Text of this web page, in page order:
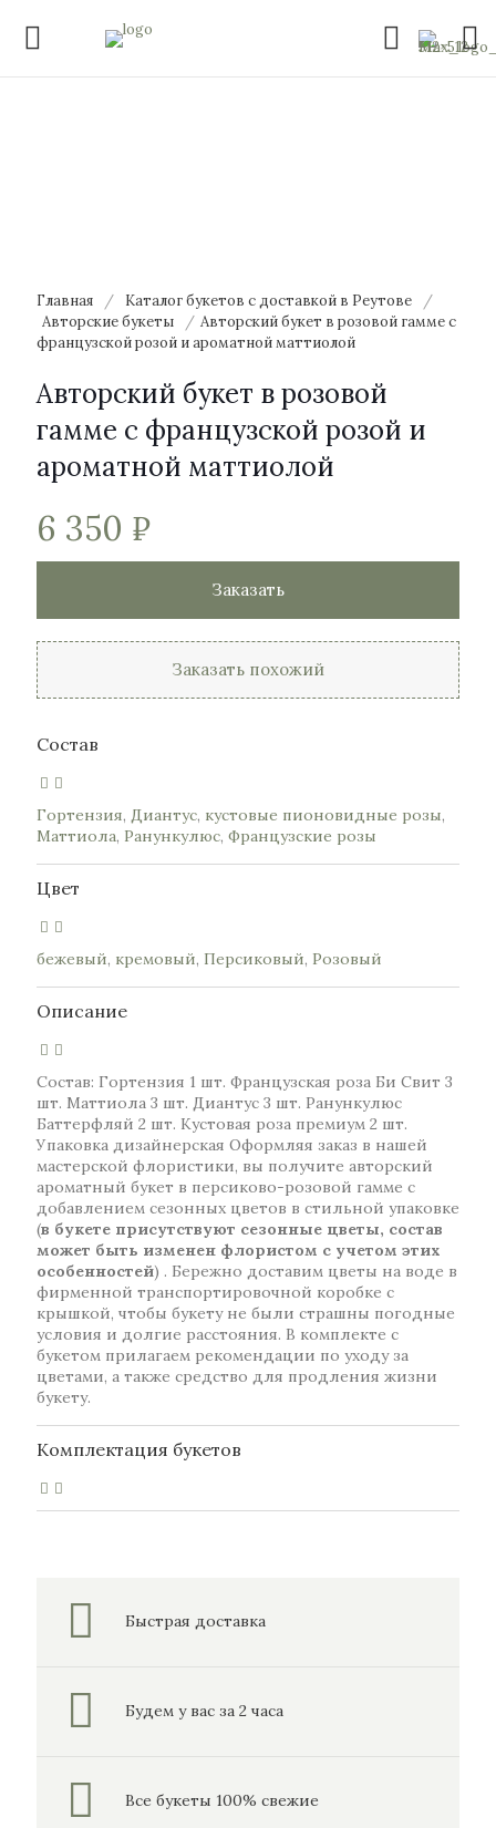
Главная / Каталог букетов с доставкой в Реутове
/
Авторские букеты
/ Авторский букет в розовой гамме с
французской розой и ароматной маттиолой
Авторский букет в розовой
гамме с французской розой и
ароматной маттиолой
6 350 ₽
Заказать
Заказать похожий
Состав
Гортензия, Диантус, кустовые пионовидные розы,
Маттиола, Ранункулюс, Французские розы
Цвет
бежевый, кремовый, Персиковый, Розовый
Описание
Состав: Гортензия 1 шт. Французская роза Би Свит 3
шт. Маттиола 3 шт. Диантус 3 шт. Ранункулюс
Баттерфляй 2 шт. Кустовая роза премиум 2 шт.
Упаковка дизайнерская Оформляя заказ в нашей
мастерской флористики, вы получите авторский
ароматный букет в персиково-розовой гамме с
добавлением сезонных цветов в стильной упаковке
(в букете присутствуют сезонные цветы, состав
может быть изменен флористом с учетом этих
особенностей) . Бережно доставим цветы на воде в
фирменной транспортировочной коробке с
крышкой, чтобы букету не были страшны погодные
условия и долгие расстояния. В комплекте с
букетом прилагаем рекомендации по уходу за
цветами, а также средство для продления жизни
букету.
Комплектация букетов
Быстрая доставка
Будем у вас за 2 часа
Все букеты 100% свежие